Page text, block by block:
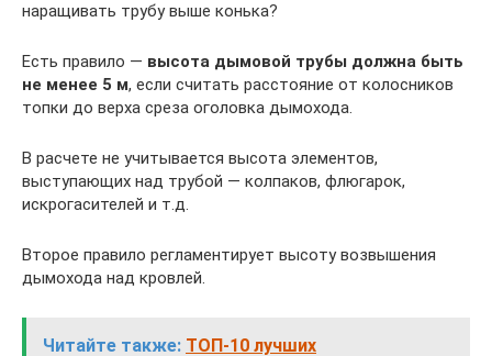
наращивать трубу выше конька?
Есть правило — высота дымовой трубы должна быть
не менее 5 м, если считать расстояние от колосников
топки до верха среза оголовка дымохода.
В расчете не учитывается высота элементов,
выступающих над трубой — колпаков, флюгарок,
искрогасителей и т.д.
Второе правило регламентирует высоту возвышения
дымохода над кровлей.
Читайте также: ТОП-10 лучших